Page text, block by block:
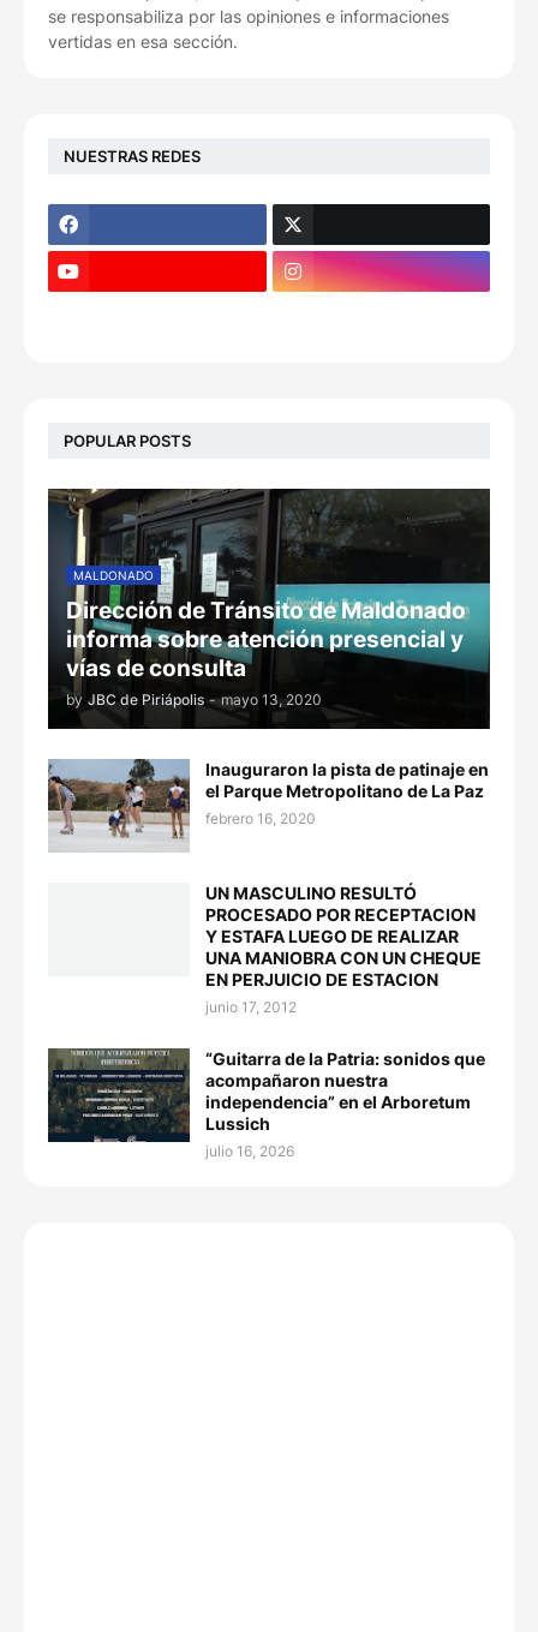
se responsabiliza por las opiniones e informaciones
vertidas en esa sección.
NUESTRAS REDES
POPULAR POSTS
MALDONADO
Dirección de Tránsito de Maldonado
informa sobre atención presencial y
vías de consulta
by JBC de Piriápolis - mayo 13, 2020
Inauguraron la pista de patinaje en
el Parque Metropolitano de La Paz
febrero 16, 2020
UN MASCULINO RESULTÓ
PROCESADO POR RECEPTACION
Y ESTAFA LUEGO DE REALIZAR
UNA MANIOBRA CON UN CHEQUE
EN PERJUICIO DE ESTACION
junio 17, 2012
“Guitarra de la Patria: sonidos que
acompañaron nuestra
independencia” en el Arboretum
Lussich
julio 16, 2026